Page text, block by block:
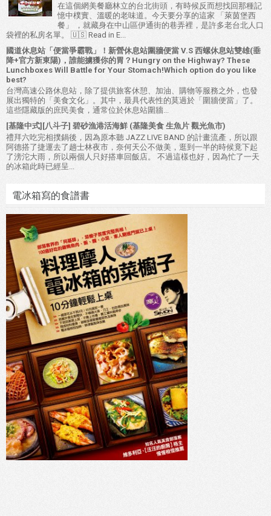
在這個網美餐廳林立的台北街頭，有時候反而想找回那種記
憶中樸實、溫暖的老味道。今天要分享的這家 「萊茵堡西
餐」 ，就藏身在中山區伊通街的巷弄裡，是許多老台北人口
袋裡的私房名單。 🇺🇸 Read in E...
國道休息站「便當爭霸戰」！新營休息站圍牆便當 V.S 西螺休息站雙雄(垂
降+官方新東陽)，誰能擄獲你的胃？Hungry on the Highway? These
Lunchboxes Will Battle for Your Stomach!Which option do you like
best?
台灣高速公路休息站，除了提供旅客休憩、加油、購物等服務之外，也發
展出獨特的「美食文化」。其中，最具代表性的莫過於「圍牆便當」了。
這些隱藏版的庶民美食，通常位於休息站圍牆...
[基隆中式][八斗子] 碧砂漁港活海鮮 (基隆美食 生魚片 觀光魚市)
禮拜六吃完相撲鍋後，因為原本聽 JAZZ LIVE BAND 的計畫流產，所以跟
阿德搭了捷運去了趟士林夜市，奈何天公不做美，逛到一半的時候竟下起
了滂沱大雨，所以兩個人只好搭車回飯店。 不過這樣也好，因為忙了一天
的冰箱此時已經呈...
電冰箱寫的食譜書